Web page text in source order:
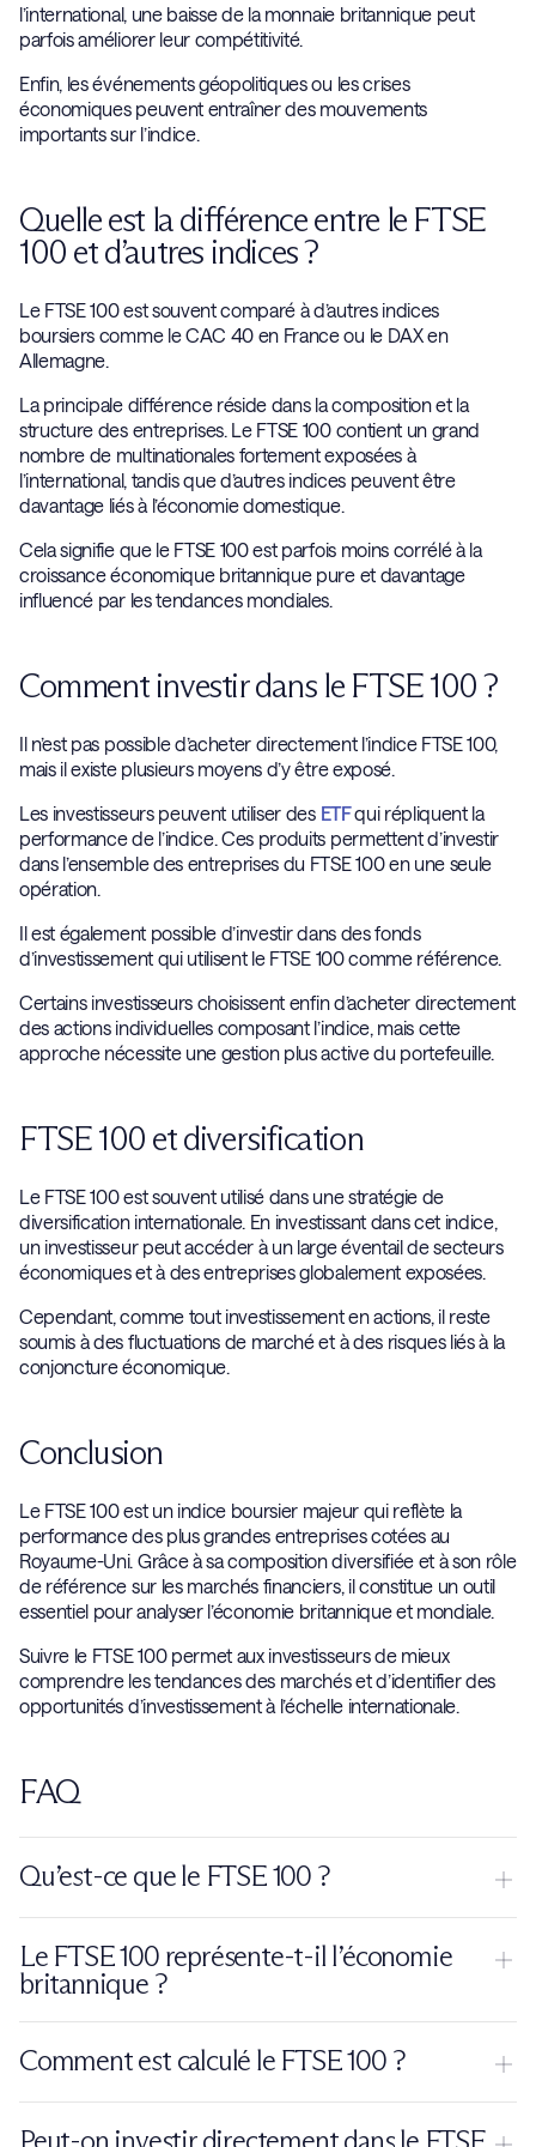
l’international, une baisse de la monnaie britannique peut
parfois améliorer leur compétitivité.
Enfin, les événements géopolitiques ou les crises
économiques peuvent entraîner des mouvements
importants sur l’indice.
Quelle est la différence entre le FTSE
100 et d’autres indices ?
Le FTSE 100 est souvent comparé à d’autres indices
boursiers comme le CAC 40 en France ou le DAX en
Allemagne.
La principale différence réside dans la composition et la
structure des entreprises. Le FTSE 100 contient un grand
nombre de multinationales fortement exposées à
l’international, tandis que d’autres indices peuvent être
davantage liés à l’économie domestique.
Cela signifie que le FTSE 100 est parfois moins corrélé à la
croissance économique britannique pure et davantage
influencé par les tendances mondiales.
Comment investir dans le FTSE 100 ?
Il n’est pas possible d’acheter directement l’indice FTSE 100,
mais il existe plusieurs moyens d’y être exposé.
Les investisseurs peuvent utiliser des ETFqui répliquent la
performance de l’indice. Ces produits permettent d’investir
dans l’ensemble des entreprises du FTSE 100 en une seule
opération.
Il est également possible d’investir dans des fonds
d’investissement qui utilisent le FTSE 100 comme référence.
Certains investisseurs choisissent enfin d’acheter directement
des actions individuelles composant l’indice, mais cette
approche nécessite une gestion plus active du portefeuille.
FTSE 100 et diversification
Le FTSE 100 est souvent utilisé dans une stratégie de
diversification internationale. En investissant dans cet indice,
un investisseur peut accéder à un large éventail de secteurs
économiques et à des entreprises globalement exposées.
Cependant, comme tout investissement en actions, il reste
soumis à des fluctuations de marché et à des risques liés à la
conjoncture économique.
Conclusion
Le FTSE 100 est un indice boursier majeur qui reflète la
performance des plus grandes entreprises cotées au
Royaume-Uni. Grâce à sa composition diversifiée et à son rôle
de référence sur les marchés financiers, il constitue un outil
essentiel pour analyser l’économie britannique et mondiale.
Suivre le FTSE 100 permet aux investisseurs de mieux
comprendre les tendances des marchés et d’identifier des
opportunités d’investissement à l’échelle internationale.
FAQ
Qu’est-ce que le FTSE 100 ?
grandes entreprises cotées à la Bourse de Londres en
fonction de leur capitalisation.
Le FTSE 100 représente-t-il l’économie
britannique ?
beaucoup sont internationales, il est aussi influencé par
l’économie mondiale.
Comment est calculé le FTSE 100 ?